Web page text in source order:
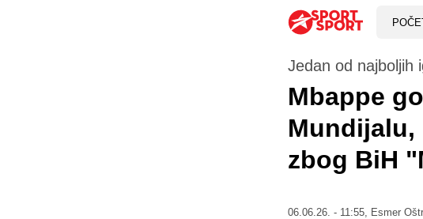
Jedan od najboljih
Mbappe
Mundijalu,
zbog BiH
06.06.26. - 11:55, Esmer